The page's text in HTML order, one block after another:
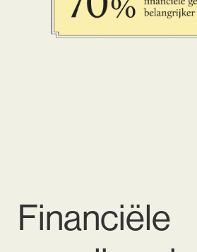
Financiële